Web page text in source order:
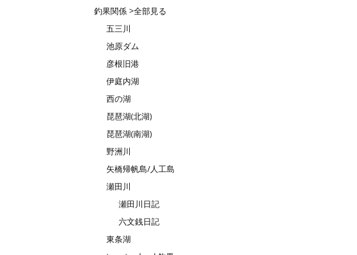
釣果関係 >全部見る
五三川
池原ダム
彦根旧港
伊庭内湖
西の湖
琵琶湖(北湖)
琵琶湖(南湖)
野洲川
矢橋帰帆島/人工島
瀬田川
瀬田川日記
六文銭日記
東条湖